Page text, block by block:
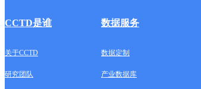
CCTD是谁 数据服务
关于CCTD 数据定制
研究团队 产业数据库